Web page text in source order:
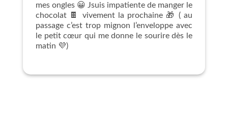
mes ongles 😀 Jsuis impatiente de manger le
chocolat 🍫 vivement la prochaine 🎁 ( au
passage c’est trop mignon l’enveloppe avec
le petit cœur qui me donne le sourire dès le
matin 💜)